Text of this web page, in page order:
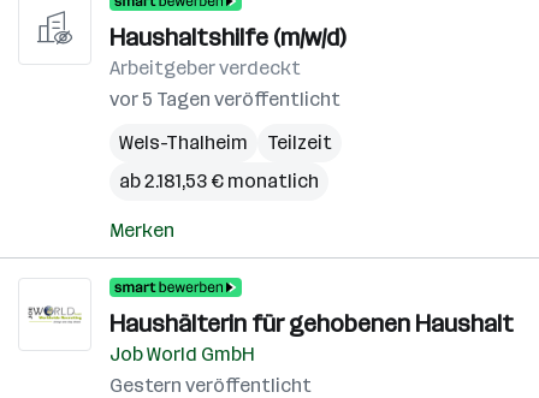
Haushaltshilfe (m/w/d)
Arbeitgeber verdeckt
vor 5 Tagen veröffentlicht
Wels-Thalheim
Teilzeit
ab 2.181,53 € monatlich
Merken
Haushälterin für gehobenen Haushalt
Job World GmbH
Gestern veröffentlicht